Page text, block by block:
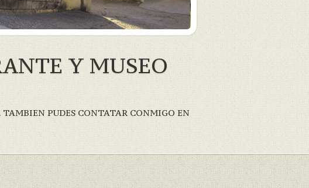
Y MUSEO
PUDES CONTATAR CONMIGO EN